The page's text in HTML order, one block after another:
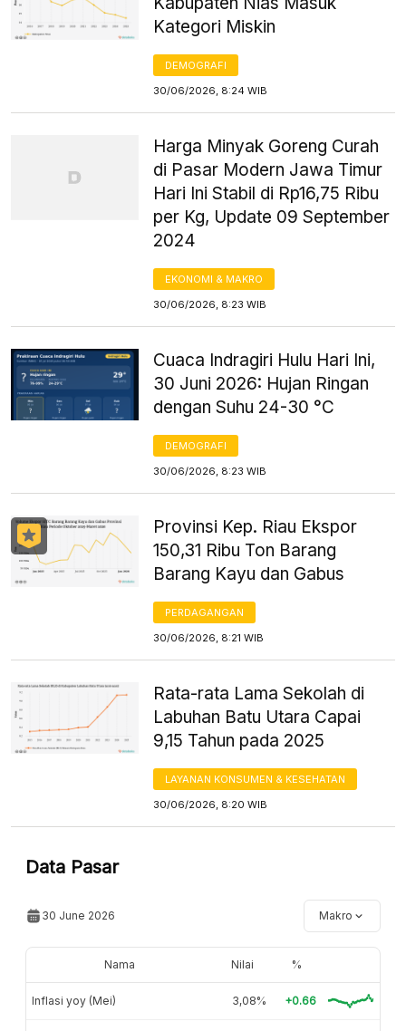
Kategori Miskin
DEMOGRAFI
30/06/2026, 8:24 WIB
Harga Minyak Goreng Curah
di Pasar Modern Jawa Timur
Hari Ini Stabil di Rp16,75 Ribu
per Kg, Update 09 September
2024
EKONOMI & MAKRO
30/06/2026, 8:23 WIB
Cuaca Indragiri Hulu Hari Ini,
30 Juni 2026: Hujan Ringan
dengan Suhu 24-30 °C
DEMOGRAFI
30/06/2026, 8:23 WIB
Provinsi Kep. Riau Ekspor
150,31 Ribu Ton Barang
Barang Kayu dan Gabus
PERDAGANGAN
30/06/2026, 8:21 WIB
Rata-rata Lama Sekolah di
Labuhan Batu Utara Capai
9,15 Tahun pada 2025
LAYANAN KONSUMEN & KESEHATAN
30/06/2026, 8:20 WIB
Data Pasar
30 June 2026 Makro
Nama Nilai %
Inflasi yoy (Mei) 3,08% +0.66